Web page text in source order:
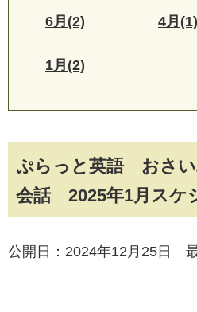
ぷらっと英語 おさ
会話 2025年1月ス
公開日：2024年12月25日
6月(2) 4月(1)
1月(2)